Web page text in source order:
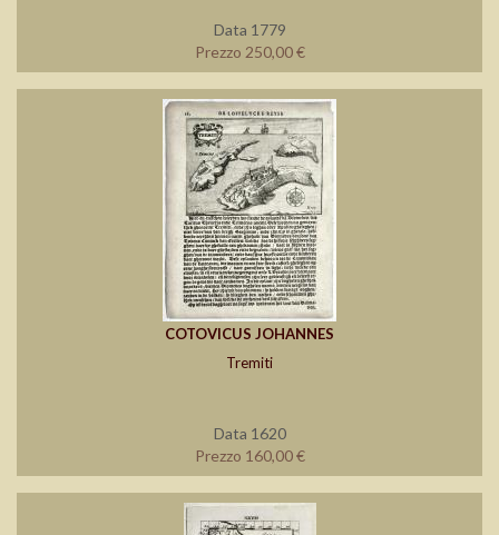
Data 1779
Prezzo 250,00 €
COTOVICUS JOHANNES
Tremiti
Data 1620
Prezzo 160,00 €